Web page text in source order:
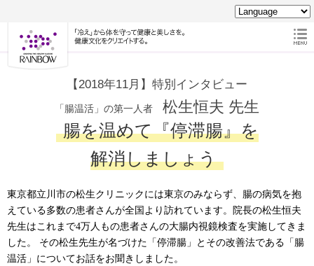
【2018年11月】特別インタビュー
「腸温活」の第一人者 松生恒夫 先生
腸を温めて『停滞腸』を
解消しましょう
東京都立川市の松生クリニックには東京のみならず、腸の病気を抱
えている多数の患者さんが全国より訪れています。院長の松生恒夫
先生はこれまで4万人もの患者さんの大腸内視鏡検査を実施してきま
した。 その松生先生が名づけた「停滞腸」とその改善法である「腸
温活」についてお話をお聞きしました。